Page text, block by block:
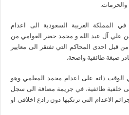
والحرمات.
المملكة العربية السعودية الى اعدام
علي آل عبد الله و محمد خضر العوامي من
من قبل احدى المحاكم التي تفتقر الى معايير
صبغة طائفية واضحة.
ذاته على اعدام محمد المعلمي وهو
خلفية طائفية، في جريمة مضافة الى سجل
الاعدام التي ترتكبها دون رادع اخلاقي او